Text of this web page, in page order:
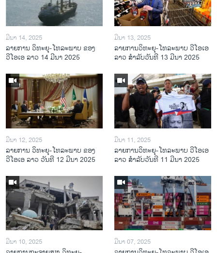
ມີນາ 14, 2025
ລາຍການ ວິທະຍຸ-ໂທລະພາບ ຂອງ
ວີໂອເອ ລາວ 14 ມີນາ 2025
ມີນາ 13, 2025
ລາຍການວິ​ທະ​ຍຸ-ໂທ​ລະ​ພາບ ວີໂອເອ
ລາວ ສຳ​ລັບ​ວັນ​ທີ 13 ມີ​ນາ 2025
ມີນາ 12, 2025
ລາຍການ ວິທະຍຸ-ໂທລະພາບ ຂອງ
ວີໂອເອ ລາວ ວັນທີ 12 ມີນາ 2025
ມີນາ 11, 2025
ລາຍການວິ​ທະ​ຍຸ-ໂທ​ລະ​ພາບ ວີໂອເອ
ລາວ ສຳ​ລັບ​ວັນ​ທີ 11 ມີ​ນາ 2025
ມີນາ 10, 2025 ມີນາ 07, 2025